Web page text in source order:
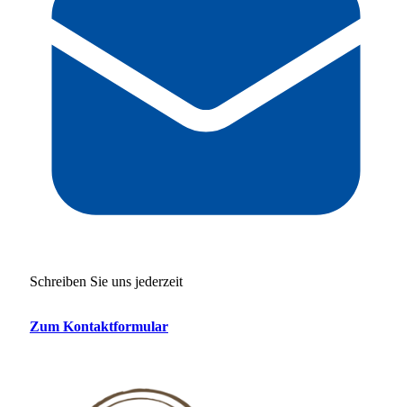
Schreiben Sie uns jederzeit
Zum Kontaktformular